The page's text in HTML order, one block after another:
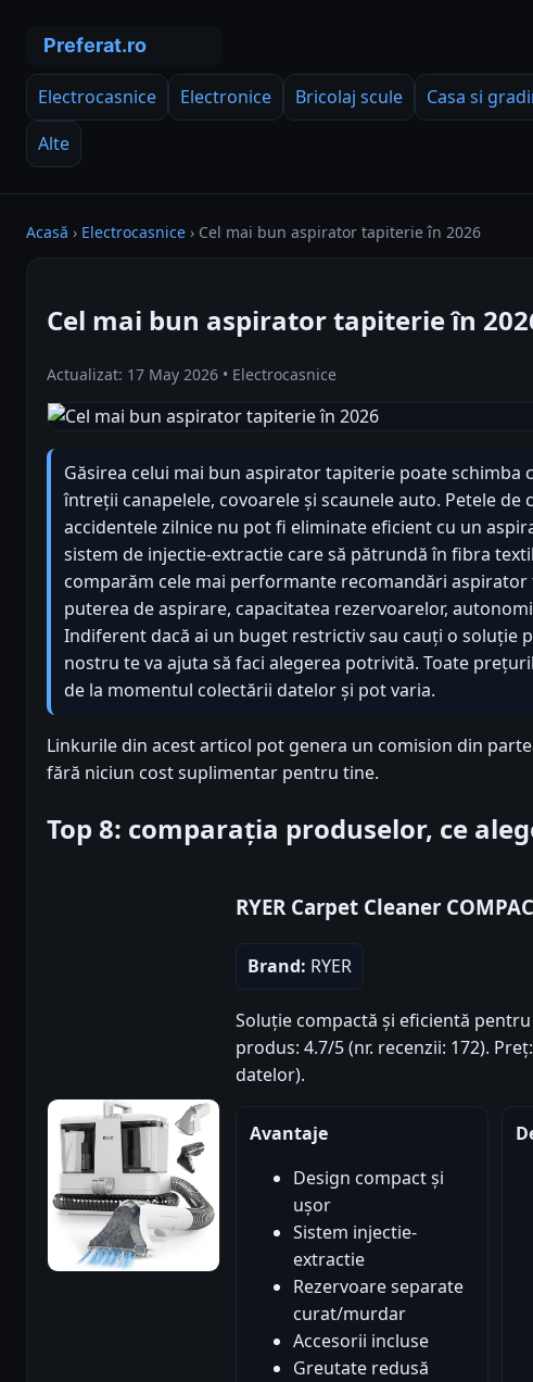
Electrocasnice Electronice Bricolaj scule Casa si
Alte
Acasă › Electrocasnice › Cel mai bun aspirator tapiterie în 2026
Cel mai bun aspirator tapiterie în
Actualizat: 17 May 2026 • Electrocasnice
Găsirea celui mai bun aspirator tapiterie poate schimba
întreții canapelele, covoarele și scaunele auto. Petele de
accidentele zilnice nu pot fi eliminate eficient cu un
sistem de injectie-extractie care să pătrundă în fibra
comparăm cele mai performante recomandări aspirator
puterea de aspirare, capacitatea rezervoarelor,
Indiferent dacă ai un buget restrictiv sau cauți o soluție
nostru te va ajuta să faci alegerea potrivită. Toate
de la momentul colectării datelor și pot varia.
Linkurile din acest articol pot genera un comision din
fără niciun cost suplimentar pentru tine.
Top 8: comparația produselor, ce
RYER Carpet Cleaner
Brand: RYER
Soluție compactă și eficientă
produs: 4.7/5 (nr. recenzii: 172).
datelor).
Avantaje
Design compact și
ușor
Sistem injectie-
extractie
Rezervoare separate
curat/murdar
Accesorii incluse
Greutate redusă